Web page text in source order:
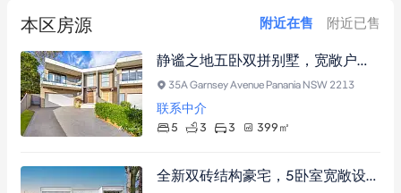
本区房源 附近在售 附近已售
静谧之地五卧双拼别墅，宽敞户型适大家庭，楼下设卧室卫浴，近学校公园商铺交通。
35A Garnsey Avenue Panania NSW 2213
联系中介
5 3 3 399 ㎡
全新双砖结构豪宅，5卧室宽敞设计，主卧带卫浴套间，近火车站及购物中心，设中央空调、入地泳池，双车位车库，450㎡宁静之地。